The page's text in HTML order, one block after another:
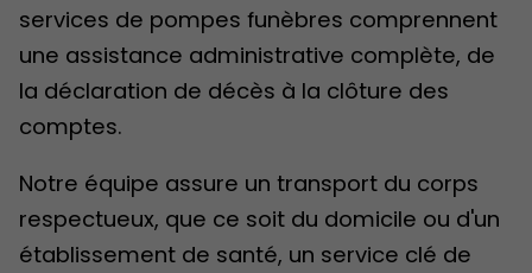
services de pompes funèbres comprennent
une assistance administrative complète, de
la déclaration de décès à la clôture des
comptes.
Notre équipe assure un transport du corps
respectueux, que ce soit du domicile ou d'un
établissement de santé, un service clé de